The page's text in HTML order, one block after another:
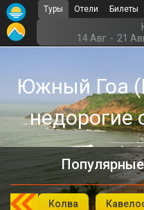
Туры Отели Билеты
14 Авг - 21
Южный Гоа
недорогие
Колва
Главная
Офис г. Москва
Помощь
Подборки отелей
Турция
Таиланд